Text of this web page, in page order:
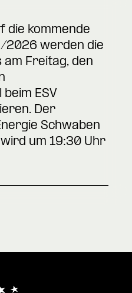
die kommende
2026 werden die
am Freitag, den
ESV
Der
Schwaben
um 19:30 Uhr